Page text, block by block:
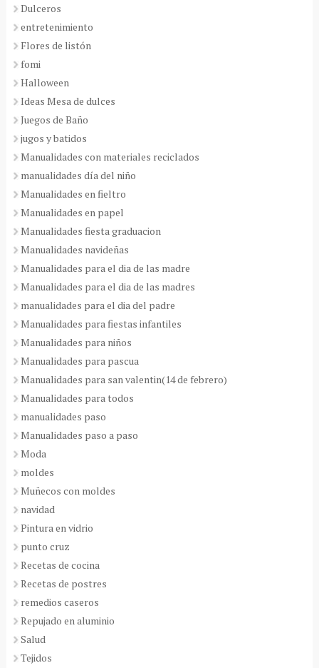
Dulceros
entretenimiento
Flores de listón
fomi
Halloween
Ideas Mesa de dulces
Juegos de Baño
jugos y batidos
Manualidades con materiales reciclados
manualidades día del niño
Manualidades en fieltro
Manualidades en papel
Manualidades fiesta graduacion
Manualidades navideñas
Manualidades para el dia de las madre
Manualidades para el dia de las madres
manualidades para el dia del padre
Manualidades para fiestas infantiles
Manualidades para niños
Manualidades para pascua
Manualidades para san valentin(14 de febrero)
Manualidades para todos
manualidades paso
Manualidades paso a paso
Moda
moldes
Muñecos con moldes
navidad
Pintura en vidrio
punto cruz
Recetas de cocina
Recetas de postres
remedios caseros
Repujado en aluminio
Salud
Tejidos